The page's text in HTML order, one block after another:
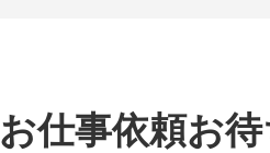
お仕事依頼お